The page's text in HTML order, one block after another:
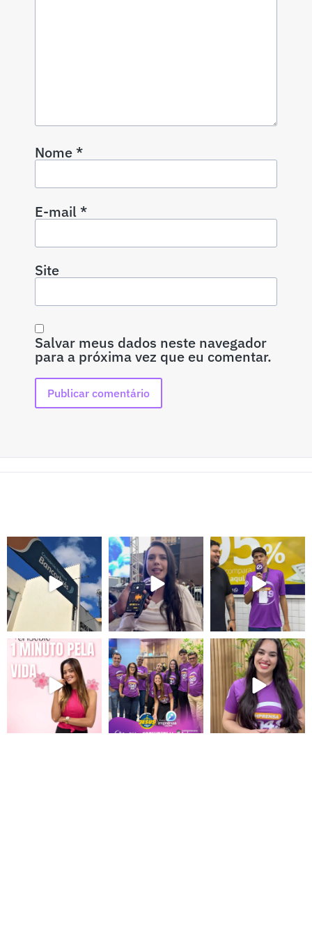
Nome*
E-mail*
Site
Salvar meus dados neste navegador
para a próxima vez que eu comentar.